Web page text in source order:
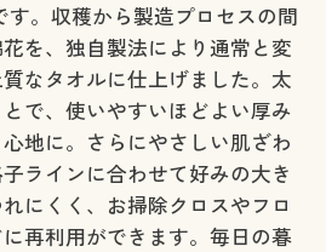
す。収穫から製造プロセスの間
を、独自製法により通常と変
なタオルに仕上げました。太
で、使いやすいほどよい厚み
地に。さらにやさしい肌ざわ
ラインに合わせて好みの大き
にくく、お掃除クロスやフロ
再利用ができます。毎日の暮